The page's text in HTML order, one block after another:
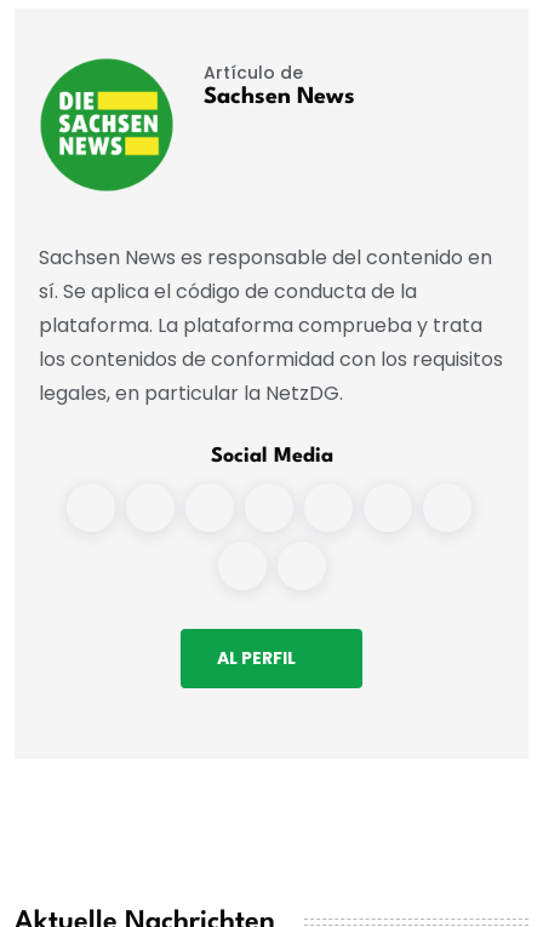
Artículo de
Sachsen News
Sachsen News es responsable del contenido en
sí. Se aplica el código de conducta de la
plataforma. La plataforma comprueba y trata
los contenidos de conformidad con los requisitos
legales, en particular la NetzDG.
Social Media
AL PERFIL